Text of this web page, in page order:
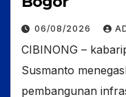
06/08/2026
CIBINONG –
Susmanto
pembangunan